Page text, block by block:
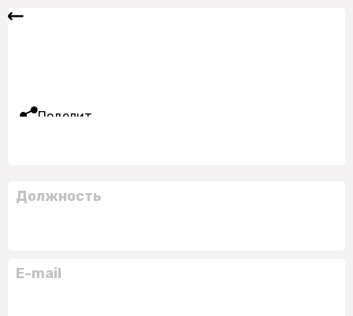
Поделиться
Должность
E-mail